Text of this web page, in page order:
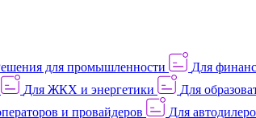
для промышленности Для
Для ЖКХ и энергетики Для
и провайдеров Для